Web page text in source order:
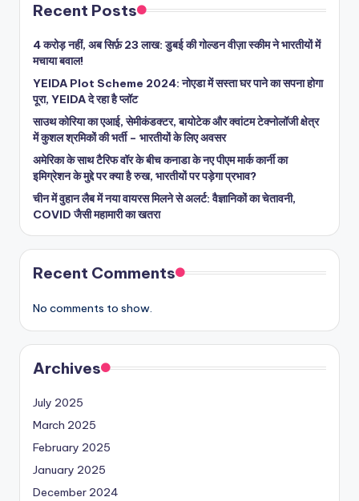
Recent Posts
4 करोड़ नहीं, अब सिर्फ़ 23 लाख: डुबई की गोल्डन वीज़ा स्कीम ने भारतीयों में
मचाया बवाल!
YEIDA Plot Scheme 2024: नोएडा में सस्ता घर पाने का सपना होगा
पूरा, YEIDA दे रहा है प्लॉट
साउथ कोरिया का एआई, सेमीकंडक्टर, बायोटेक और क्वांटम टेक्नोलॉजी क्षेत्र
में कुशल श्रमिकों की भर्ती – भारतीयों के लिए अवसर
अमेरिका के साथ टैरिफ वॉर के बीच कनाडा के नए पीएम मार्क कार्नी का
इमिग्रेशन के मुद्दे पर क्या है रुख, भारतीयों पर पड़ेगा प्रभाव?
चीन में वुहान लैब में नया वायरस मिलने से अलर्ट: वैज्ञानिकों का चेतावनी,
COVID जैसी महामारी का खतरा
Recent Comments
No comments to show.
Archives
July 2025
March 2025
February 2025
January 2025
December 2024